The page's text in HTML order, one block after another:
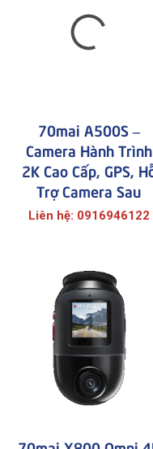
70mai A500S –
Camera Hành Trình
2K Cao Cấp, GPS, Hỗ
Trợ Camera Sau